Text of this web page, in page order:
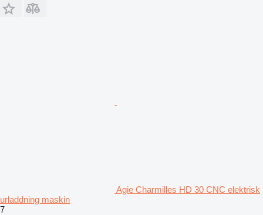
Agie Charmilles HD 30 CNC elektrisk
urladdning maskin
7